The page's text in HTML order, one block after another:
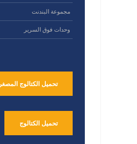
مجموعة البندنت
وحدات فوق السرير
تحميل الكتالوج المصغر
تحميل الكتالوج